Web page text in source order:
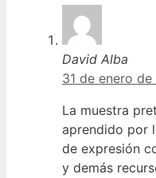
David Alba
31 de enero
La muestra
aprendido por
de expresión
y demás